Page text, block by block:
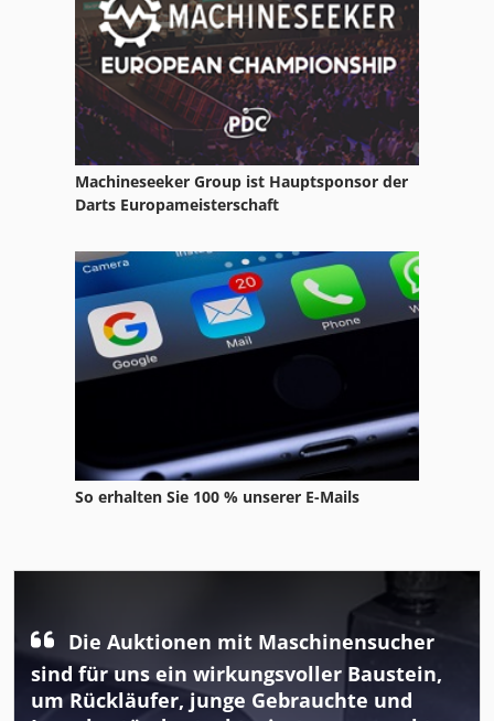
Machineseeker Group ist Hauptsponsor der
Darts Europameisterschaft
So erhalten Sie 100 % unserer E-Mails
Die Auktionen mit Maschinensucher
sind für uns ein wirkungsvoller Baustein,
um Rückläufer, junge Gebrauchte und